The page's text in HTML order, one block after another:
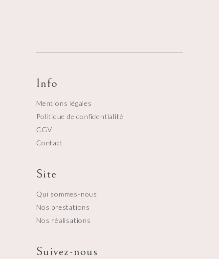
Info
Mentions légales
Politique de confidentialité
CGV
Contact
Site
Qui sommes-nous
Nos prestations
Nos réalisations
Suivez-nous